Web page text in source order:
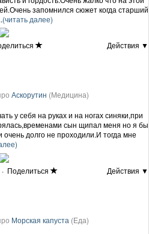
запомнился сюжет когда старший
(читать далее)
Действия ▼
Аскорутин (Медицина)
у себя на руках и на ногах синяки,при
сын щипал меня но я бы
очень долго не проходили.И тогда мне
· Поделиться
Действия ▼
Морская капуста (Еда)